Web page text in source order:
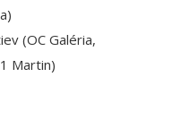
(OC Galéria,
Martin)